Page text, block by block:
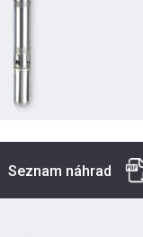
Seznam náhrad